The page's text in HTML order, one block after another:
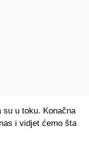
su u toku. Konačna
i vidjet ćemo šta